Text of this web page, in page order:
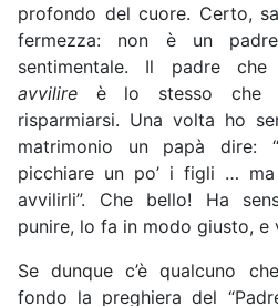
profondo del cuore. Certo,
fermezza: non è un
sentimentale. Il padre
avvilire è lo stesso che
risparmiarsi. Una volta ho
matrimonio un papà dire:
picchiare un po’ i figli …
avvilirli”. Che bello! Ha
punire, lo fa in modo giusto, e
Se dunque c’è qualcuno
fondo la preghiera del